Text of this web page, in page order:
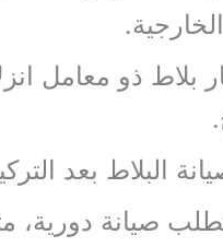
بلاط ذو معامل
البلاط بعد
صيانة دورية،